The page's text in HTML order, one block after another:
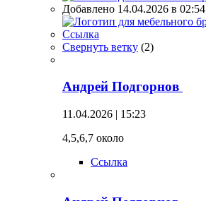
Добавлено 14.04.2026 в 02:54
Ссылка
Свернуть ветку (2)
Андрей Подгорнов
11.04.2026 | 15:23
4,5,6,7 около
Ссылка